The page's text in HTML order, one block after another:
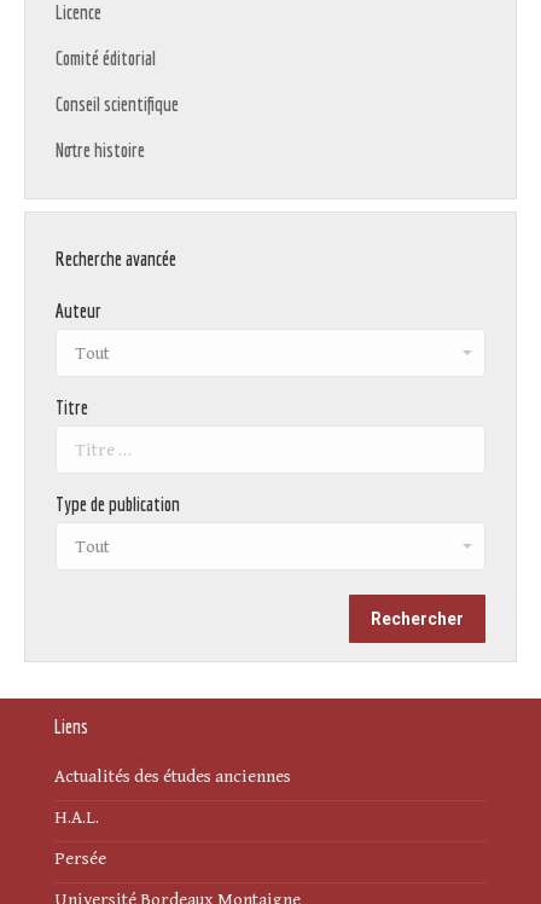
Licence
Comité éditorial
Conseil scientifique
Notre histoire
Recherche avancée
Auteur
Titre
Type de publication
Liens
Actualités des études anciennes
H.A.L.
Persée